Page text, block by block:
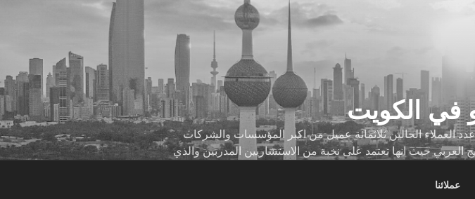
في الكويت
العملاء الحالين ثلاثمائة عميل من اكبر المؤسسات والشركات
العربي حيث انها تعتمد على نخبة من الاستشاريين المدربين والذي
عملائنا